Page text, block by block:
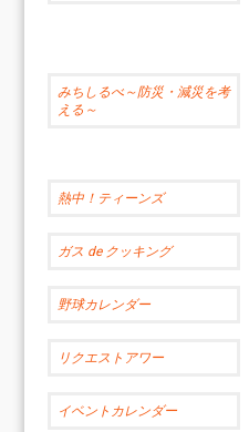
みちしるべ～防災・減災を考
える～
熱中！ティーンズ
ガス de クッキング
野球カレンダー
リクエストアワー
イベントカレンダー